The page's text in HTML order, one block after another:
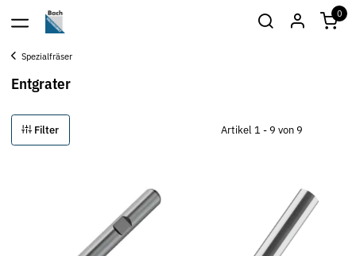
0
Spezialfräser
Entgrater
Filter Artikel 1 - 9 von 9